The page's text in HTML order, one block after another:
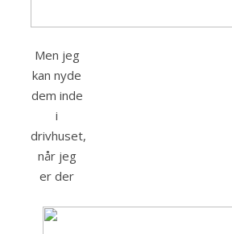
Men jeg
kan nyde
dem inde
i
drivhuset,
når jeg
er der